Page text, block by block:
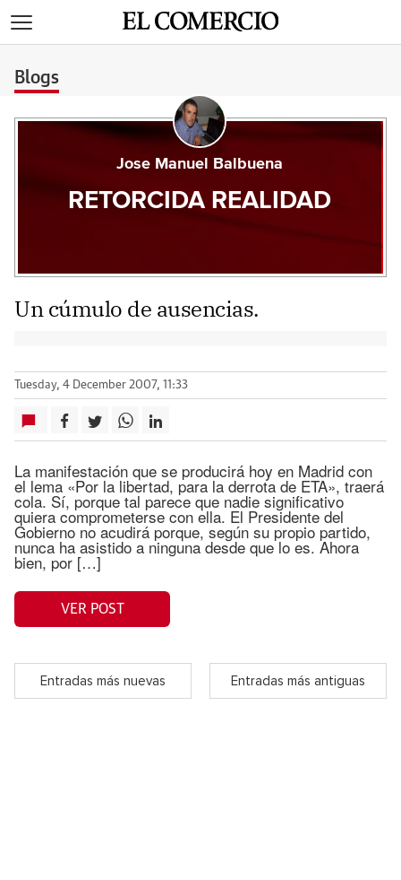
Blogs
Jose Manuel Balbuena
RETORCIDA REALIDAD
Un cúmulo de ausencias.
Tuesday, 4 December 2007, 11:33
La manifestación que se producirá hoy en Madrid con
el lema «Por la libertad, para la derrota de ETA», traerá
cola. Sí, porque tal parece que nadie significativo
quiera comprometerse con ella. El Presidente del
Gobierno no acudirá porque, según su propio partido,
nunca ha asistido a ninguna desde que lo es. Ahora
bien, por […]
VER POST
Entradas más nuevas Entradas más antiguas